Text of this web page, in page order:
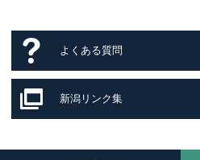
よくある質問
新潟リンク集